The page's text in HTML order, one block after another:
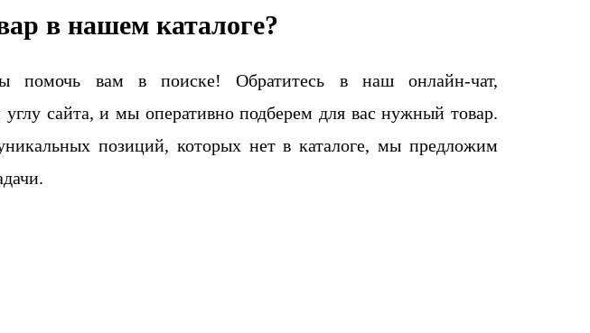
в нашем каталоге?
помочь вам в поиске! Обратитесь в наш онлайн-чат,
сайта, и мы оперативно подберем для вас нужный товар.
позиций, которых нет в каталоге, мы предложим